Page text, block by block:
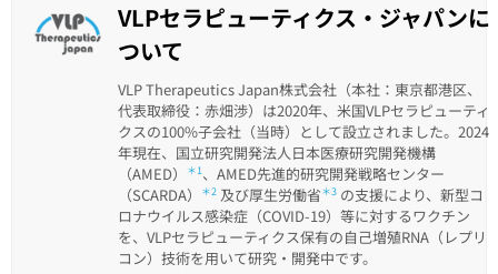
VLPセラピューティクス・ジャパンに
ついて
VLP Therapeutics Japan株式会社（本社：東京都港区、
代表取締役：赤畑渉）は2020年、米国VLPセラピューティ
クスの100%子会社（当時）として設立されました。2024
年現在、国立研究開発法人日本医療研究開発機構
（AMED）
＊1、AMED先進的研究開発戦略センター
（SCARDA）
＊2 及び厚生労働省＊3 の支援により、新型コ
ロナウイルス感染症（COVID-19）等に対するワクチン
を、VLPセラピューティクス保有の自己増殖RNA（レプリ
コン）技術を用いて研究・開発中です。